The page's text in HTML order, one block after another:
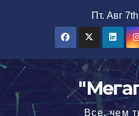
Пт. Авг
Все, чем